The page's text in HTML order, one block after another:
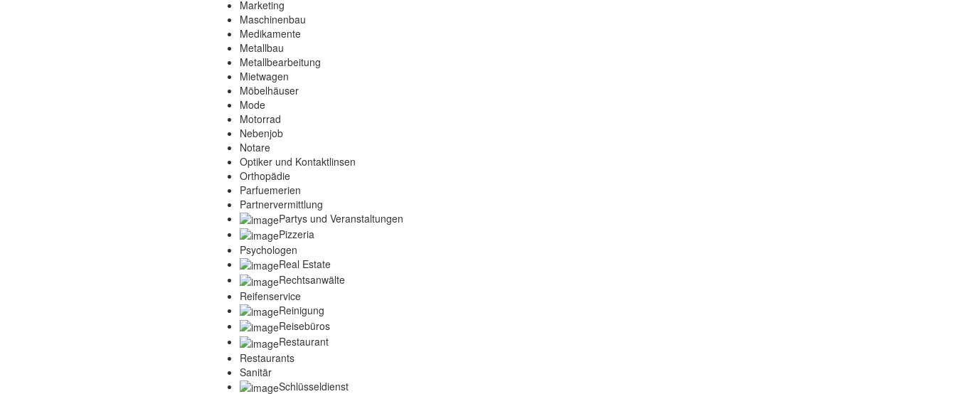
Marketing
Maschinenbau
Medikamente
Metallbau
Metallbearbeitung
Mietwagen
Möbelhäuser
Mode
Motorrad
Nebenjob
Notare
Optiker und Kontaktlinsen
Orthopädie
Parfuemerien
Partnervermittlung
Partys und Veranstaltungen
Pizzeria
Psychologen
Real Estate
Rechtsanwälte
Reifenservice
Reinigung
Reisebüros
Restaurant
Restaurants
Sanitär
Schlüsseldienst